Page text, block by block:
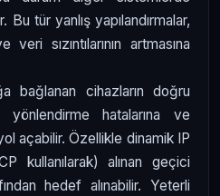
Bu tür yanlış yapılandırmalar,
sızıntılarının artmasına
bağlanan cihazların doğru
yönlendirme hatalarına ve
açabilir. Özellikle dinamik IP
kullanılarak) alınan geçici
hedef alınabilir. Yeterli